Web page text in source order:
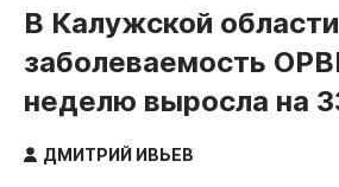
Новости компаний
Статьи
Народные новости
Авто и транспорт
В Калужской области
заболеваемость
неделю выросла на
ДМИТРИЙ ИВЬЕВ